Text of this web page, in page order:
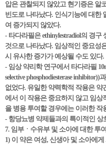
압은 관찰되지 않았고 현기증은 알
빈도로 나타났다. 인식기능에 대한
여 증가되지 않았다.
- 타다라필은 ethinylestradiol의 경
것으로 나타났다. 임상적인 중요성
시 유사한 증가가 예상될 수도 있다.
- 임상 약리학 연구에서 타다라필
selective phosphodiesterase
없었다. 유일한 약력학적 작용은 약
에서 이 작용은 중요하지 않고 임
을 병용 투여할 경우에는 이러한 작
- 항당뇨병 약제들과의 특이적인
7. 임부ㆍ수유부 및 소아에 대한 투여
1) 이 약은 여성, 신생아 및 소아에